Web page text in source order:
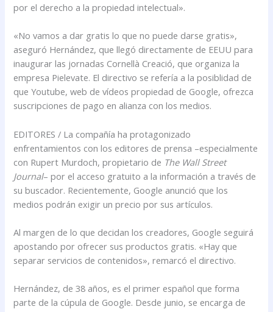
por el derecho a la propiedad intelectual».
«No vamos a dar gratis lo que no puede darse gratis»,
aseguró Hernández, que llegó directamente de EEUU para
inaugurar las jornadas Cornellà Creació, que organiza la
empresa Pielevate. El directivo se refería a la posiblidad de
que Youtube, web de vídeos propiedad de Google, ofrezca
suscripciones de pago en alianza con los medios.
EDITORES / La compañía ha protagonizado
enfrentamientos con los editores de prensa –especialmente
con Rupert Murdoch, propietario de The Wall Street
Journal– por el acceso gratuito a la información a través de
su buscador. Recientemente, Google anunció que los
medios podrán exigir un precio por sus artículos.
Al margen de lo que decidan los creadores, Google seguirá
apostando por ofrecer sus productos gratis. «Hay que
separar servicios de contenidos», remarcó el directivo.
Hernández, de 38 años, es el primer español que forma
parte de la cúpula de Google. Desde junio, se encarga de